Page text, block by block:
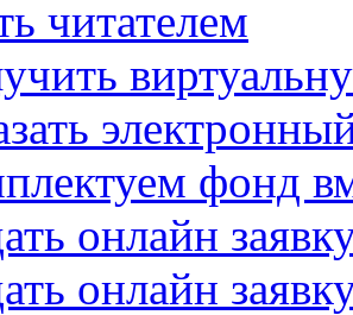
читателем
фонд
онлайн
онлайн